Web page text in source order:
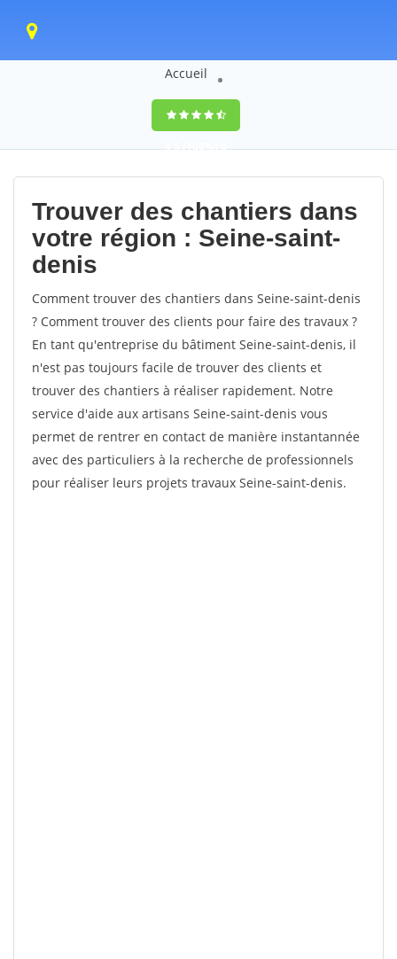
Accueil
9,5(100%)0
votes
Trouver des chantiers dans
votre région : Seine-saint-
denis
Comment trouver des chantiers dans Seine-saint-denis
? Comment trouver des clients pour faire des travaux ?
En tant qu'entreprise du bâtiment Seine-saint-denis, il
n'est pas toujours facile de trouver des clients et
trouver des chantiers à réaliser rapidement. Notre
service d'aide aux artisans Seine-saint-denis vous
permet de rentrer en contact de manière instantannée
avec des particuliers à la recherche de professionnels
pour réaliser leurs projets travaux Seine-saint-denis.